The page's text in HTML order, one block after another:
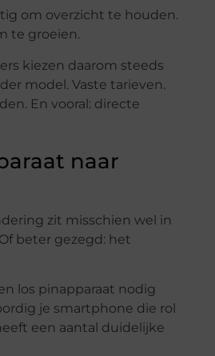
om overzicht te houden.
te groeien.
kiezen daarom steeds
model. Vaste tarieven.
En vooral: directe
naar
zit misschien wel in
Of beter gezegd: het
los pinapparaat nodig
je smartphone die rol
een aantal duidelijke